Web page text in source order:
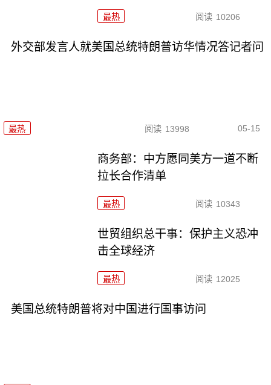
最热 阅读 10206
外交部发言人就美国总统特朗普访华情况答记者问
最热 阅读 13998 05-15
商务部：中方愿同美方一道不断
拉长合作清单
最热 阅读 10343
世贸组织总干事：保护主义恐冲
击全球经济
最热 阅读 12025
美国总统特朗普将对中国进行国事访问